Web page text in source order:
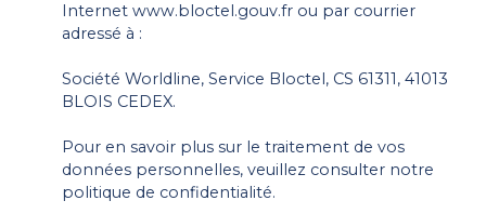
Internet www.bloctel.gouv.fr ou par courrier
adressé à :
Société Worldline, Service Bloctel, CS 61311, 41013
BLOIS CEDEX.
Pour en savoir plus sur le traitement de vos
données personnelles, veuillez consulter notre
politique de confidentialité.